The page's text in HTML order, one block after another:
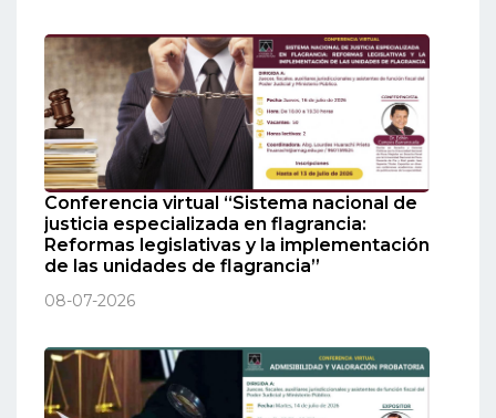
Conferencia virtual “Sistema nacional de
justicia especializada en flagrancia:
Reformas legislativas y la implementación
de las unidades de flagrancia”
08-07-2026